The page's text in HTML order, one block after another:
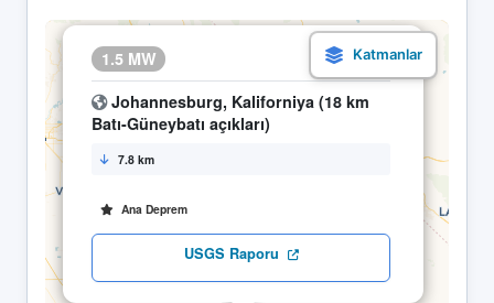
1.5 MW 11.05 18:17
Johannesburg, Kaliforniya (18 km
Batı-Güneybatı açıkları)
7.8 km
Ana Deprem
USGS Raporu
×